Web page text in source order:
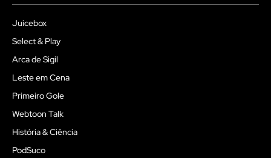
Juicebox
Select & Play
Arca de Sigil
Leste em Cena
Primeiro Gole
Webtoon Talk
História & Ciência
PodSuco